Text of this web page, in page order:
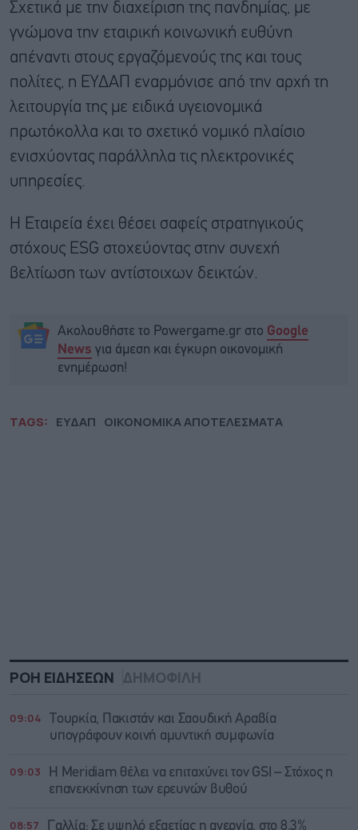
Σχετικά με την διαχείριση της πανδημίας, με
γνώμονα την εταιρική κοινωνική ευθύνη
απέναντι στους εργαζόμενούς της και τους
πολίτες, η ΕΥΔΑΠ εναρμόνισε από την αρχή τη
λειτουργία της με ειδικά υγειονομικά
πρωτόκολλα και το σχετικό νομικό πλαίσιο
ενισχύοντας παράλληλα τις ηλεκτρονικές
υπηρεσίες.
Η Εταιρεία έχει θέσει σαφείς στρατηγικούς
στόχους ESG στοχεύοντας στην συνεχή
βελτίωση των αντίστοιχων δεικτών.
Ακολουθήστε το Powergame.gr στο Google
News για άμεση και έγκυρη οικονομική
ενημέρωση!
TAGS: ΕΥΔΑΠ ΟΙΚΟΝΟΜΙΚΑ ΑΠΟΤΕΛΕΣΜΑΤΑ
ΡΟΗ ΕΙΔΗΣΕΩΝ ΔΗΜΟΦΙΛΗ
09:04
Τουρκία, Πακιστάν και Σαουδική Αραβία
υπογράφουν κοινή αμυντική συμφωνία
09:03
Η Meridiam θέλει να επιταχύνει τον GSI – Στόχος η
επανεκκίνηση των ερευνών βυθού
08:57 Γαλλία: Σε υψηλό εξαετίας η ανεργία, στο 8,3%